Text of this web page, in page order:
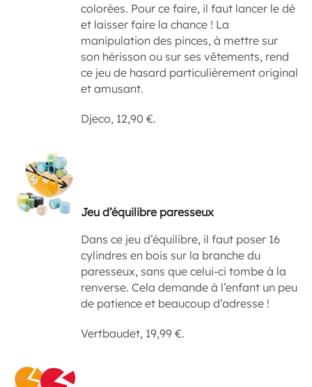
colorées. Pour ce faire, il faut lancer le dé
et laisser faire la chance ! La
manipulation des pinces, à mettre sur
son hérisson ou sur ses vêtements, rend
ce jeu de hasard particulièrement original
et amusant.
Djeco, 12,90 €.
Jeu d’équilibre paresseux
Dans ce jeu d’équilibre, il faut poser 16
cylindres en bois sur la branche du
paresseux, sans que celui-ci tombe à la
renverse. Cela demande à l’enfant un peu
de patience et beaucoup d’adresse !
Vertbaudet, 19,99 €.